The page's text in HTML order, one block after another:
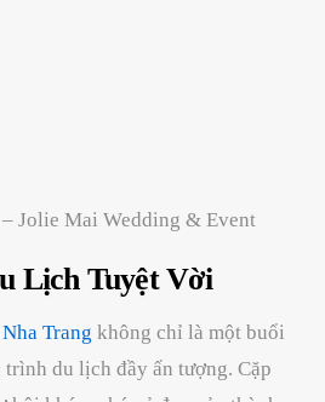
Jolie Mai Wedding & Event
Lịch Tuyệt Vời
Trang không chỉ là một buổi
trình du lịch đầy ấn tượng. Cặp